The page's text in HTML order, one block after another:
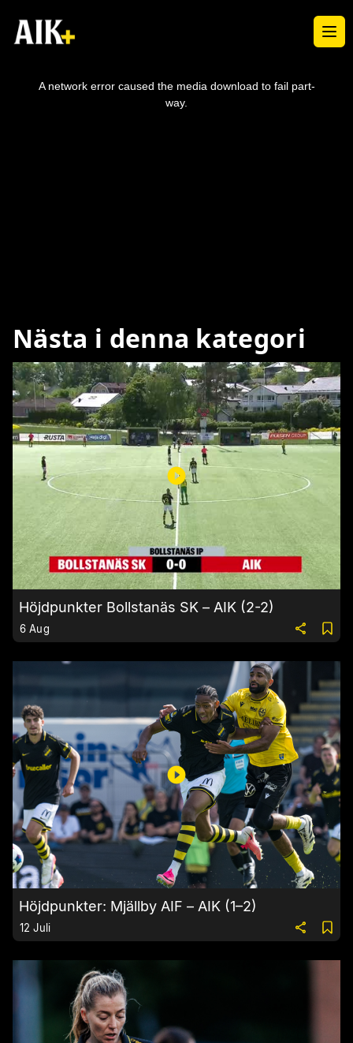
A network error caused the media download to fail part-
way.
Nästa i denna kategori
Höjdpunkter Bollstanäs SK – AIK (2-2)
6 Aug
Höjdpunkter: Mjällby AIF – AIK (1–2)
12 Juli